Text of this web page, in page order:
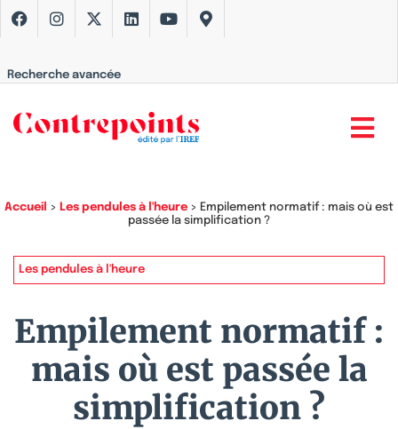
Recherche avancée
Accueil > Les pendules à l'heure > Empilement normatif : mais où est
passée la simplification ?
Les pendules à l'heure
Empilement normatif :
mais où est passée la
simplification ?